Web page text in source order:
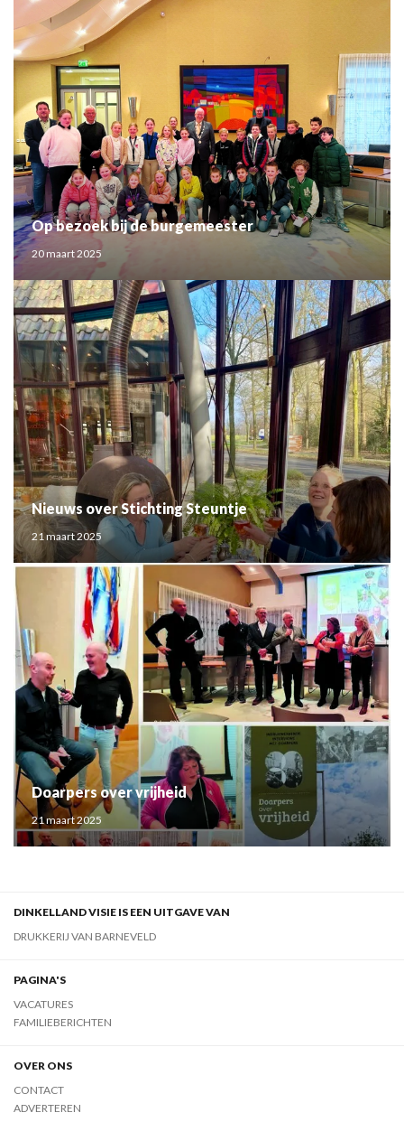
Op bezoek bij de burgemeester
20 maart 2025
Nieuws over Stichting Steuntje
21 maart 2025
Doarpers over vrijheid
21 maart 2025
DINKELLAND VISIE IS EEN UITGAVE VAN
DRUKKERIJ VAN BARNEVELD
PAGINA'S
VACATURES
FAMILIEBERICHTEN
OVER ONS
CONTACT
ADVERTEREN